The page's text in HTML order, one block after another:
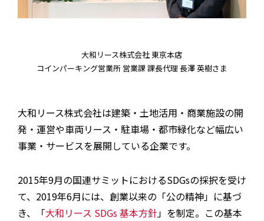
大和リース株式会社 東京本店
コインパーキング営業所 営業課 課長代理 長澤 英樹さま
大和リース株式会社は建築・土地活用・商業施設の開
発・運営や車両リース・駐車場・都市緑化など幅広い
事業・サービスを展開している企業です。
2015年9月の国連サミットにおけるSDGsの採択を受け
て、2019年6月には、創業以来の「公の精神」に基づ
き、「大和リース SDGs 基本方針」を制定。この基本